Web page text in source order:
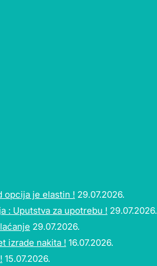
opcija je elastin ! 29.07.2026.
: Uputstva za upotrebu ! 29.07.2026.
29.07.2026.
izrade nakita ! 16.07.2026.
15.07.2026.